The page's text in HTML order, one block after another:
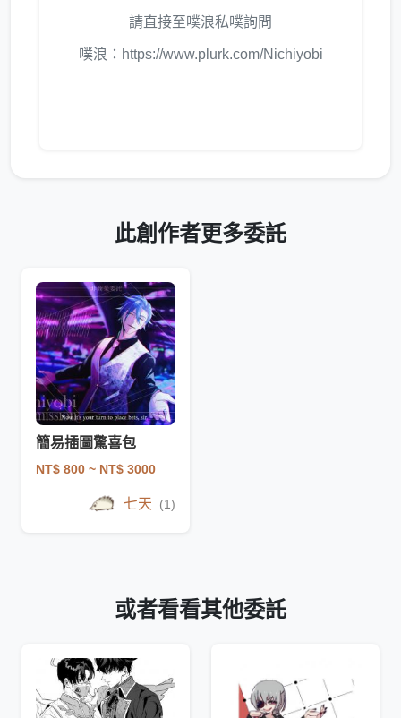
請直接至噗浪私噗詢問
噗浪：https://www.plurk.com/Nichiyobi
此創作者更多委託
簡易插圖驚喜包
NT$ 800 ~ NT$ 3000
七天 (1)
或者看看其他委託